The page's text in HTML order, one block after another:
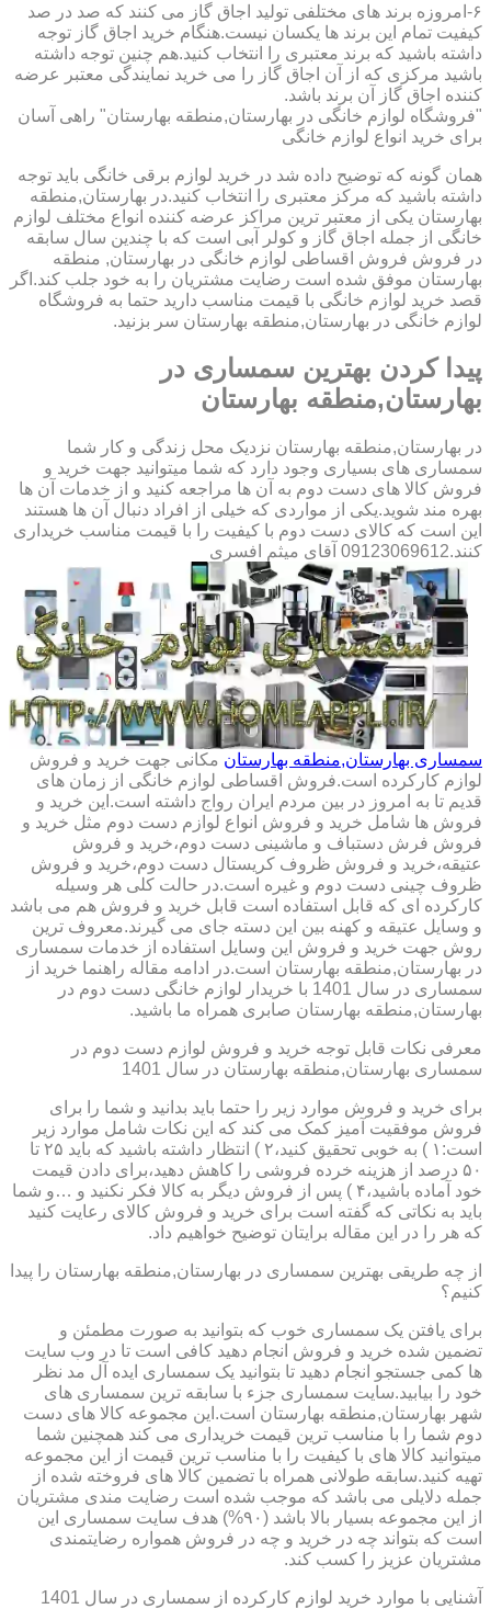
۶-امروزه برند های مختلفی تولید اجاق گاز می کنند که صد در صد
کیفیت تمام این برند ها یکسان نیست.هنگام خرید اجاق گاز توجه
داشته باشید که برند معتبری را انتخاب کنید.هم چنین توجه داشته
باشید مرکزی که از آن اجاق گاز را می خرید نمایندگی معتبر عرضه
کننده اجاق گاز آن برند باشد.
"فروشگاه لوازم خانگی در بهارستان,منطقه بهارستان" راهی آسان
برای خرید انواع لوازم خانگی
همان گونه که توضیح داده شد در خرید لوازم برقی خانگی باید توجه
داشته باشید که مرکز معتبری را انتخاب کنید.در بهارستان,منطقه
بهارستان یکی از معتبر ترین مراکز عرضه کننده انواع مختلف لوازم
خانگی از جمله اجاق گاز و کولر آبی است که با چندین سال سابقه
در فروش فروش اقساطی لوازم خانگی در بهارستان, منطقه
بهارستان موفق شده است رضایت مشتریان را به خود جلب کند.اگر
قصد خرید لوازم خانگی با قیمت مناسب دارید حتما به فروشگاه
لوازم خانگی در بهارستان,منطقه بهارستان سر بزنید.
پیدا کردن بهترین سمساری در
بهارستان,منطقه بهارستان
در بهارستان,منطقه بهارستان نزدیک محل زندگی و کار شما
سمساری های بسیاری وجود دارد که شما میتوانید جهت خرید و
فروش کالا های دست دوم به آن ها مراجعه کنید و از خدمات آن ها
بهره مند شوید.یکی از مواردی که خیلی از افراد دنبال آن ها هستند
این است که کالای دست دوم با کیفیت را با قیمت مناسب خریداری
کنند.09123069612 آقای میثم افسری
سمساری بهارستان,منطقه بهارستان مکانی جهت خرید و فروش
لوازم کارکرده است.فروش اقساطی لوازم خانگی از زمان های
قدیم تا به امروز در بین مردم ایران رواج داشته است.این خرید و
فروش ها شامل خرید و فروش انواع لوازم دست دوم مثل خرید و
فروش فرش دستباف و ماشینی دست دوم،خرید و فروش
عتیقه،خرید و فروش ظروف کریستال دست دوم،خرید و فروش
ظروف چینی دست دوم و غیره است.در حالت کلی هر وسیله
کارکرده ای که قابل استفاده است قابل خرید و فروش هم می باشد
و وسایل عتیقه و کهنه بین این دسته جای می گیرند.معروف ترین
روش جهت خرید و فروش این وسایل استفاده از خدمات سمساری
در بهارستان,منطقه بهارستان است.در ادامه مقاله راهنما خرید از
سمساری در سال 1401 با خریدار لوازم خانگی دست دوم در
بهارستان,منطقه بهارستان صابری همراه ما باشید.
معرفی نکات قابل توجه خرید و فروش لوازم دست دوم در
سمساری بهارستان,منطقه بهارستان در سال 1401
برای خرید و فروش موارد زیر را حتما باید بدانید و شما را برای
فروش موفقیت آمیز کمک می کند که این نکات شامل موارد زیر
است:۱ ) به خوبی تحقیق کنید،۲ ) انتظار داشته باشید که باید ۲۵ تا
۵۰ درصد از هزینه خرده فروشی را کاهش دهید،برای دادن قیمت
خود آماده باشید،۴ ) پس از فروش دیگر به کالا فکر نکنید و …و شما
باید به نکاتی که گفته است برای خرید و فروش کالای رعایت کنید
که هر را در این مقاله برایتان توضیح خواهیم داد.
از چه طریقی بهترین سمساری در بهارستان,منطقه بهارستان را پیدا
کنیم؟
برای یافتن یک سمساری خوب که بتوانید به صورت مطمئن و
تضمین شده خرید و فروش انجام دهید کافی است تا در وب سایت
ها کمی جستجو انجام دهید تا بتوانید یک سمساری ایده آل مد نظر
خود را بیابید.سایت سمساری جزء با سابقه ترین سمساری های
شهر بهارستان,منطقه بهارستان است.این مجموعه کالا های دست
دوم شما را با مناسب ترین قیمت خریداری می کند همچنین شما
میتوانید کالا های با کیفیت را با مناسب ترین قیمت از این مجموعه
تهیه کنید.سابقه طولانی همراه با تضمین کالا های فروخته شده از
جمله دلایلی می باشد که موجب شده است رضایت مندی مشتریان
از این مجموعه بسیار بالا باشد (۹۰%) هدف سایت سمساری این
است که بتواند چه در خرید و چه در فروش همواره رضایتمندی
مشتریان عزیز را کسب کند.
آشنایی با موارد خرید لوازم کارکرده از سمساری در سال 1401